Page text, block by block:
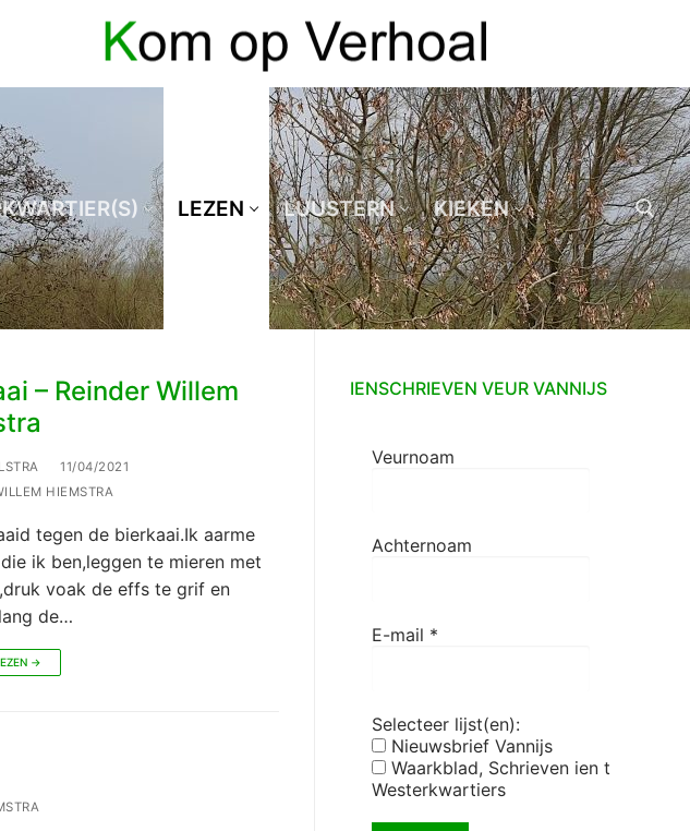
LEZEN LUUSTERN KIEKEN
Zoeken naar:
– Reinder Willem
11/04/2021
HIEMSTRA
tegen de bierkaai.Ik aarme
ik ben,leggen te mieren met
voak de effs te grif en
de…
→
IENSCHRIEVEN VEUR VANNIJS
Veurnoam
Achternoam
E-mail *
Selecteer lijst(en):
Nieuwsbrief Vannijs
Waarkblad, Schrieven ien t
Westerkwartiers